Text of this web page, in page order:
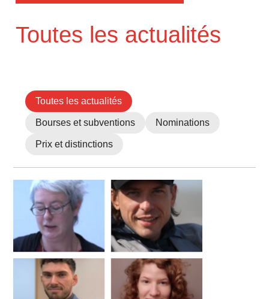
Toutes les actualités
Toutes les actualités
Bourses et subventions Nominations
Prix et distinctions